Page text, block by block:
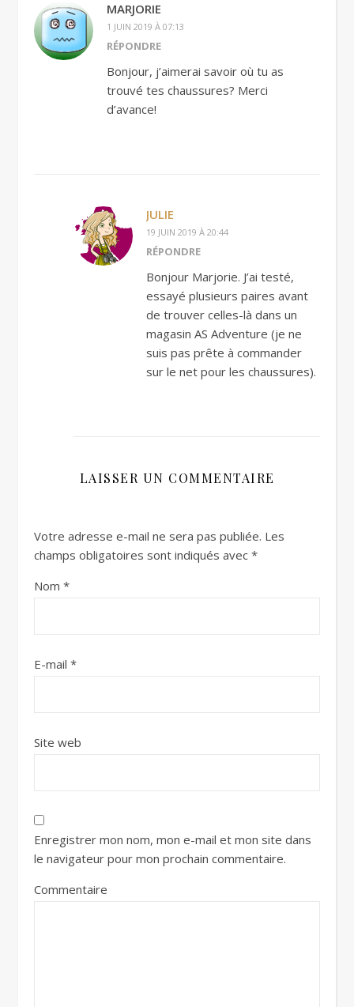
MARJORIE
1 JUIN 2019 À 07:13
RÉPONDRE
Bonjour, j’aimerai savoir où tu as
trouvé tes chaussures? Merci
d’avance!
JULIE
19 JUIN 2019 À 20:44
RÉPONDRE
Bonjour Marjorie. J’ai testé,
essayé plusieurs paires avant
de trouver celles-là dans un
magasin AS Adventure (je ne
suis pas prête à commander
sur le net pour les chaussures).
LAISSER UN COMMENTAIRE
Votre adresse e-mail ne sera pas publiée. Les
champs obligatoires sont indiqués avec *
Nom *
E-mail *
Site web
Enregistrer mon nom, mon e-mail et mon site dans
le navigateur pour mon prochain commentaire.
Commentaire